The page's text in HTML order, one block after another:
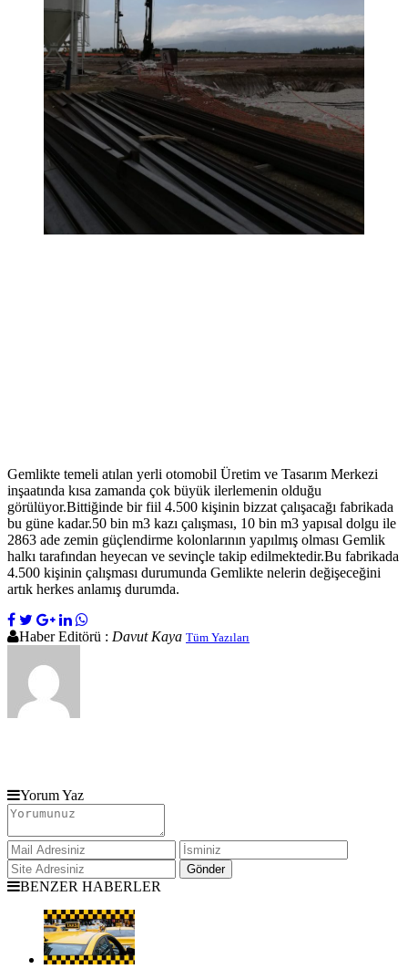
Gemlikte temeli atılan yerli otomobil Üretim ve Tasarım Merkezi
inşaatında kısa zamanda çok büyük ilerlemenin olduğu
görülüyor.Bittiğinde bir fiil 4.500 kişinin bizzat çalışacağı fabrikada
bu güne kadar.50 bin m3 kazı çalışması, 10 bin m3 yapısal dolgu ile
2863 ade zemin güçlendirme kolonlarının yapılmış olması Gemlik
halkı tarafından heyecan ve sevinçle takip edilmektedir.Bu fabrikada
4.500 kişinin çalışması durumunda Gemlikte nelerin değişeceğini
artık herkes anlamış durumda.
Haber Editörü : Davut Kaya Tüm Yazıları
Yorum Yaz
BENZER HABERLER